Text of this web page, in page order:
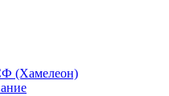
(Хамелеон)